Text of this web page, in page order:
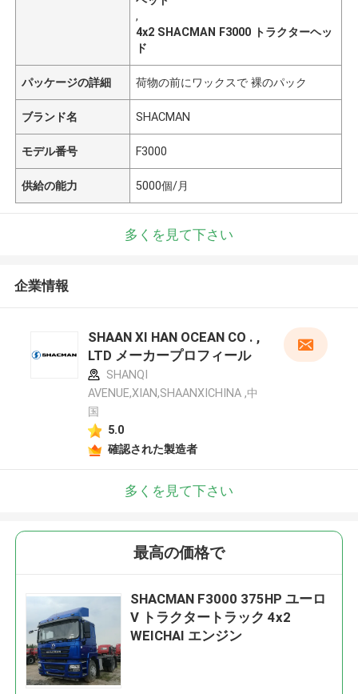
,
4x2 SHACMAN F3000 トラクターヘッ
ド
パッケージの詳細 荷物の前にワックスで 裸のパック
ブランド名 SHACMAN
モデル番号 F3000
供給の能力 5000個/月
多くを見て下さい
企業情報
SHAAN XI HAN OCEAN CO . ,
LTD メーカープロフィール
SHANQI
AVENUE,XIAN,SHAANXICHINA ,中
国
5.0
確認された製造者
多くを見て下さい
最高の価格で
SHACMAN F3000 375HP ユーロ
V トラクタートラック 4x2
WEICHAI エンジン